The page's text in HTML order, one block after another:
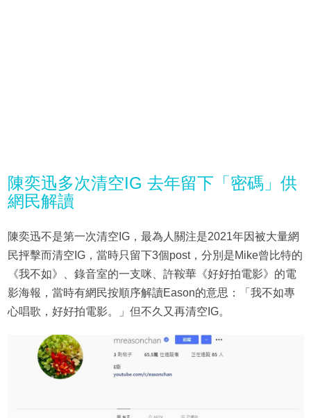
陳奕迅多次清空IG 去年留下「密碼」供
網民解讀
陳奕迅不是第一次清空IG，最為人關注是2021年因被大量網
民抨擊而清空IG，當時只留下3個post，分別是Mike曾比特的
《我不如》、錄音室的一支咪、許鞍華《好好拍電影》的電
影海報，當時有網民按順序解讀Eason的意思：「我不如專
心唱歌，好好拍電影。」但不久又再清空IG。